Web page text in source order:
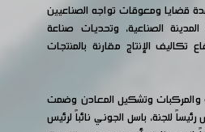
قضايا ومعوقات تواجه الصناعيين
الصناعية، وتحديات صناعة
تكاليف الإنتاج مقارنة بالمنتجات
والمركبات وتشكيل المعادن وضمت
للجنة، باسل الجوني نائباً لرئيس